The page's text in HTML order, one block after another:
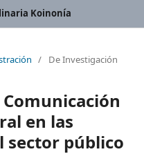
Koinonía
/ De Investigación
en las
sector público